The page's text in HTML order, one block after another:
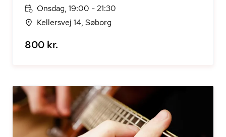
Onsdag, 19:00 - 21:30
Kellersvej 14, Søborg
800 kr.